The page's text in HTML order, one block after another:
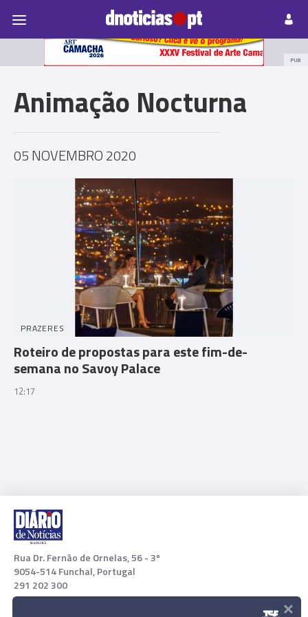
Prazeres Paisagens
PUB
Animação Nocturna
05 NOVEMBRO 2020
PRAZERES
Roteiro de propostas para este fim-de-
semana no Savoy Palace
12:17
Rua Dr. Fernão de Ornelas, 56 - 3º
9054-514 Funchal, Portugal
291 202 300
×